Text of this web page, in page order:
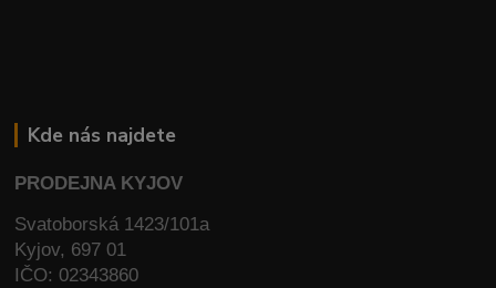
Kde nás najdete
PRODEJNA KYJOV
Svatoborská 1423/101a
Kyjov, 697 01
IČO: 02343860